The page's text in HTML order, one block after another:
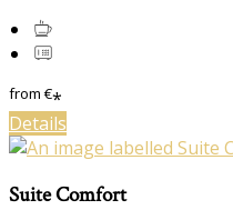
from€*
Details
Suite Comfort